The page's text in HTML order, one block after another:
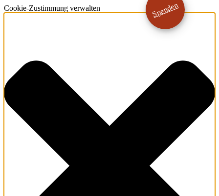
Cookie-Zustimmung verwalten Spenden